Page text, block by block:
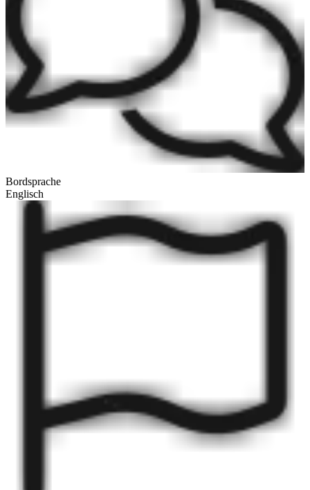
Bordsprache
Englisch